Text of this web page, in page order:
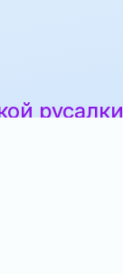
русалки